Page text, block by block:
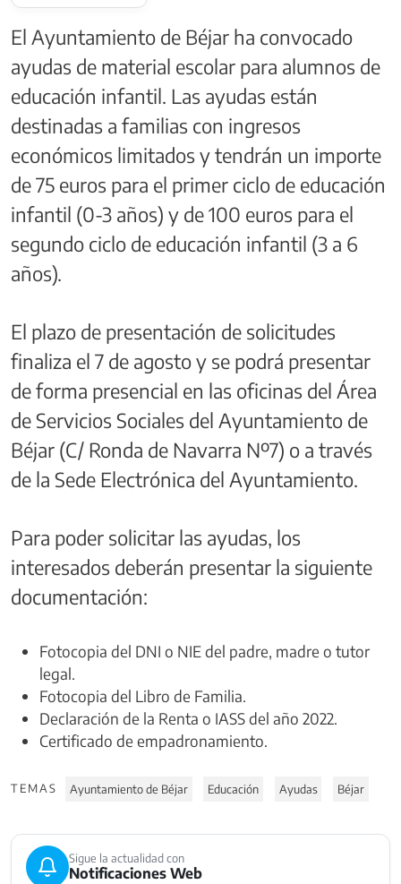
El Ayuntamiento de Béjar ha convocado
ayudas de material escolar para alumnos de
educación infantil. Las ayudas están
destinadas a familias con ingresos
económicos limitados y tendrán un importe
de 75 euros para el primer ciclo de educación
infantil (0-3 años) y de 100 euros para el
segundo ciclo de educación infantil (3 a 6
años).
El plazo de presentación de solicitudes
finaliza el 7 de agosto y se podrá presentar
de forma presencial en las oficinas del Área
de Servicios Sociales del Ayuntamiento de
Béjar (C/ Ronda de Navarra Nº7) o a través
de la Sede Electrónica del Ayuntamiento.
Para poder solicitar las ayudas, los
interesados deberán presentar la siguiente
documentación:
Fotocopia del DNI o NIE del padre, madre o tutor
legal.
Fotocopia del Libro de Familia.
Declaración de la Renta o IASS del año 2022.
Certificado de empadronamiento.
TEMAS Ayuntamiento de Béjar Educación Ayudas Béjar
Sigue la actualidad con
Notificaciones Web